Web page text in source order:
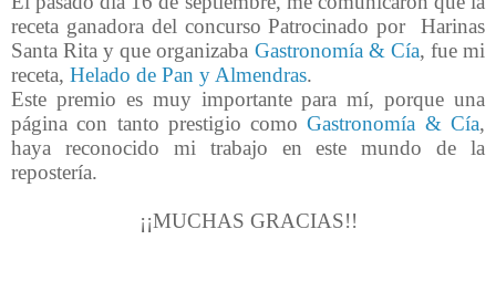
receta ganadora del concurso Patrocinado por Harinas
Santa Rita y que organizaba Gastronomía & Cía, fue mi
receta, Helado de Pan y Almendras.
Este premio es muy importante para mí, porque una
página con tanto prestigio comoGastronomía & Cía,
haya reconocido mi trabajo en este mundo de la
repostería.
¡¡MUCHAS GRACIAS!!